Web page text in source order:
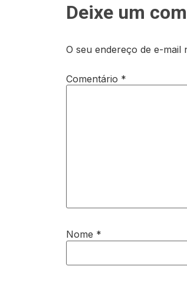
Deixe um
O seu endereço de e-mail
Comentário *
Nome *